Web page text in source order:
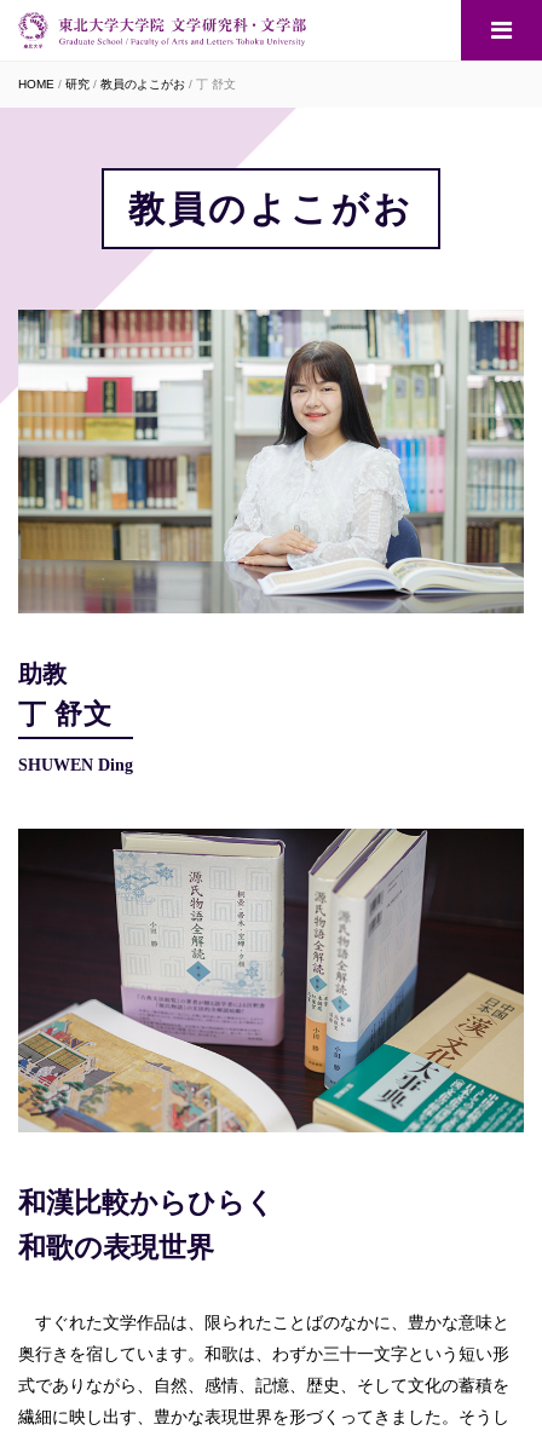
HOME 研究 教員のよこがお 丁 舒文
教員のよこがお
助教
丁 舒文
SHUWEN Ding
和漢比較からひらく
和歌の表現世界
すぐれた文学作品は、限られたことばのなかに、豊かな意味と
奥行きを宿しています。和歌は、わずか三十一文字という短い形
式でありながら、自然、感情、記憶、歴史、そして文化の蓄積を
繊細に映し出す、豊かな表現世界を形づくってきました。そうし